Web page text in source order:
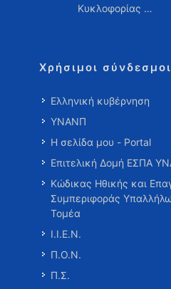
Κυκλοφορίας …
Χρήσιμοι σύνδεσμοι
Ελληνική κυβέρνηση
ΥΝΑΝΠ
Η σελίδα μου - Portal
Επιτελική Δομή ΕΣΠΑ
Κώδικας Ηθικής και
Συμπεριφοράς
Τομέα
Ι.Ι.Ε.Ν.
Π.Ο.Ν.
Π.Σ.